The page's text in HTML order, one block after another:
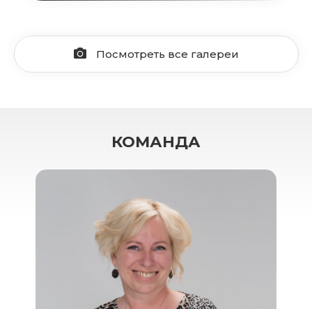
Посмотреть все галереи
КОМАНДА